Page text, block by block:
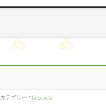
カテゴリー : レッスン